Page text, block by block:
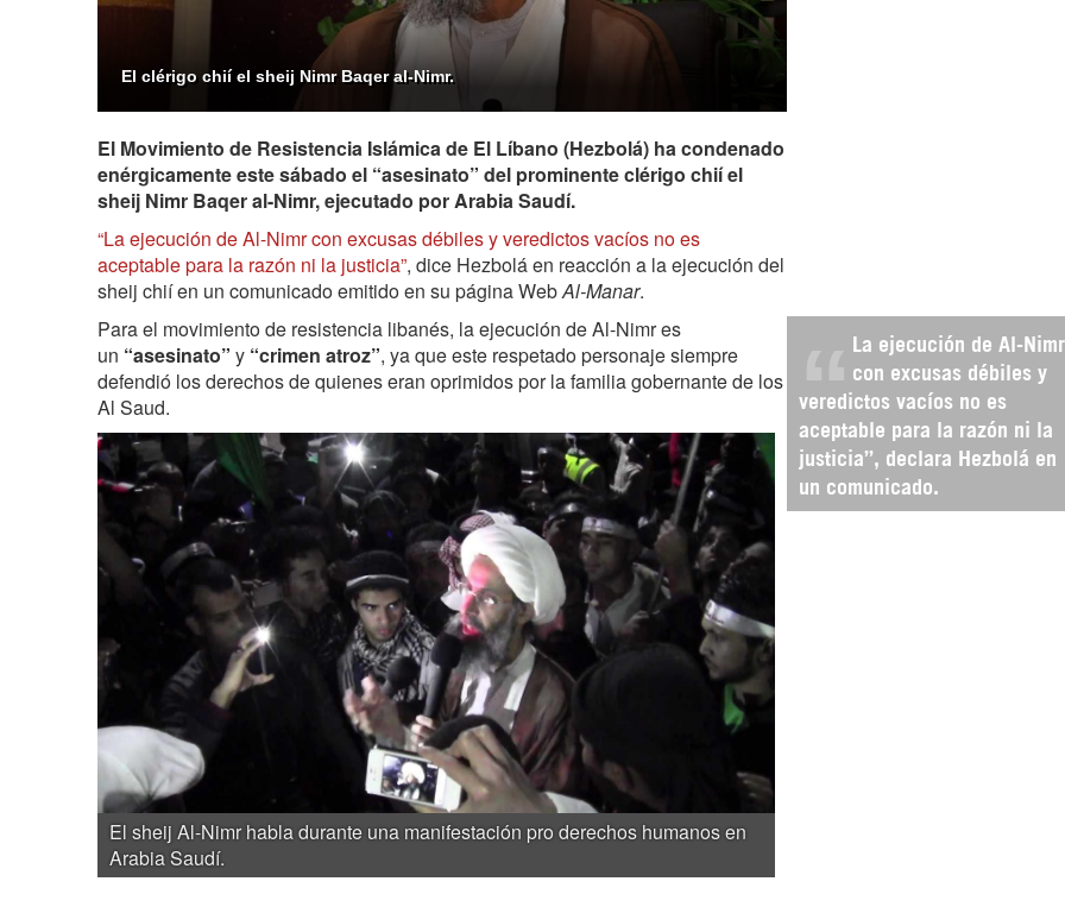
El clérigo chií el sheij Nimr Baqer al-Nimr.
El Movimiento de Resistencia Islámica de El Líbano (Hezbolá) ha condenado
enérgicamente este sábado el “asesinato” del prominente clérigo chií el
sheij Nimr Baqer al-Nimr, ejecutado por Arabia Saudí.
“La ejecución de Al-Nimr con excusas débiles y veredictos vacíos no es
aceptable para la razón ni la justicia”, dice Hezbolá en reacción a la ejecución del
sheij chií en un comunicado emitido en su página WebAl-Manar.
La ejecución de Al-Nimr
con excusas débiles y
veredictos vacíos no es
aceptable para la razón ni la
justicia”, declara Hezbolá en
un comunicado.
Para el movimiento de resistencia libanés, la ejecución de Al-Nimr es
un “asesinato” y “crimen atroz”, ya que este respetado personaje siempre
defendió los derechos de quienes eran oprimidos por la familia gobernante de los
Al Saud.
El sheij Al-Nimr habla durante una manifestación pro derechos humanos en
Arabia Saudí.